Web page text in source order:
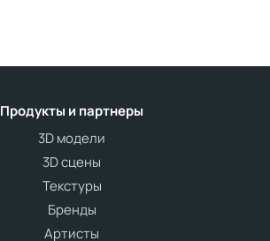
Продукты и партнеры
3D модели
3D сцены
Текстуры
Бренды
Артисты